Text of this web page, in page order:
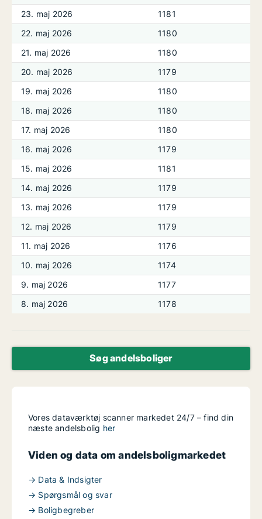
23. maj 2026
1181
22. maj 2026
1180
21. maj 2026
1180
20. maj 2026
1179
19. maj 2026
1180
18. maj 2026
1180
17. maj 2026
1180
16. maj 2026
1179
15. maj 2026
1181
14. maj 2026
1179
13. maj 2026
1179
12. maj 2026
1179
11. maj 2026
1176
10. maj 2026
1174
9. maj 2026
1177
8. maj 2026
1178
Søg andelsboliger
Vores dataværktøj scanner markedet 24/7 – find din
næste andelsbolig her
Viden og data om andelsboligmarkedet
→ Data & Indsigter
→ Spørgsmål og svar
→ Boligbegreber